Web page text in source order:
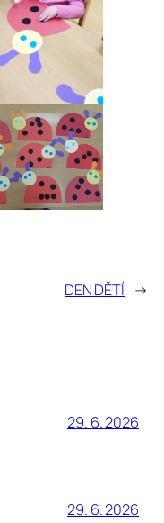
DEN DĚTÍ →
29. 6. 2026
29. 6. 2026